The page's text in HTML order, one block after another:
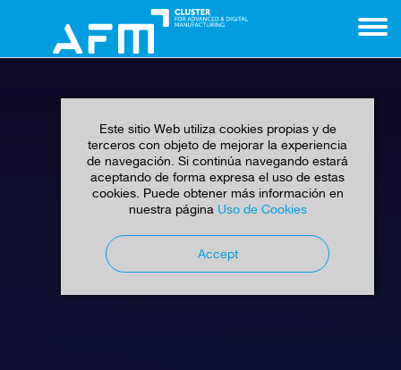
Este sitio Web utiliza cookies propias y de
terceros con objeto de mejorar la experiencia
de navegación. Si continúa navegando estará
aceptando de forma expresa el uso de estas
cookies. Puede obtener más información en
nuestra página Uso de Cookies
Accept